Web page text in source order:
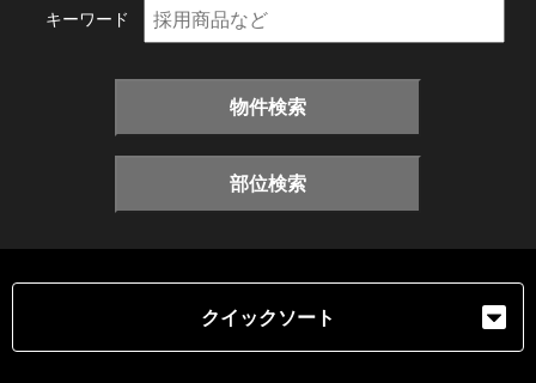
キーワード
物件検索
部位検索
クイックソート